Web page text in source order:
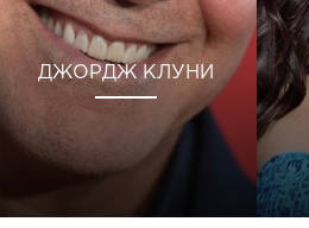
ДЖОРДЖ КЛУНИ